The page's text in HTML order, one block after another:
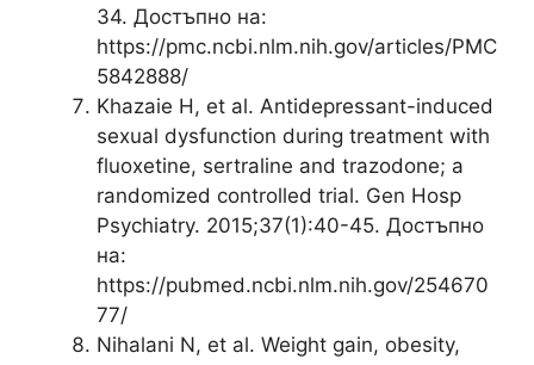
34. Достъпно на:
https://pmc.ncbi.nlm.nih.gov/articles/PMC
5842888/
Khazaie H, et al. Antidepressant-induced
sexual dysfunction during treatment with
fluoxetine, sertraline and trazodone; a
randomized controlled trial. Gen Hosp
Psychiatry. 2015;37(1):40-45. Достъпно
на:
https://pubmed.ncbi.nlm.nih.gov/254670
77/
Nihalani N, et al. Weight gain, obesity,